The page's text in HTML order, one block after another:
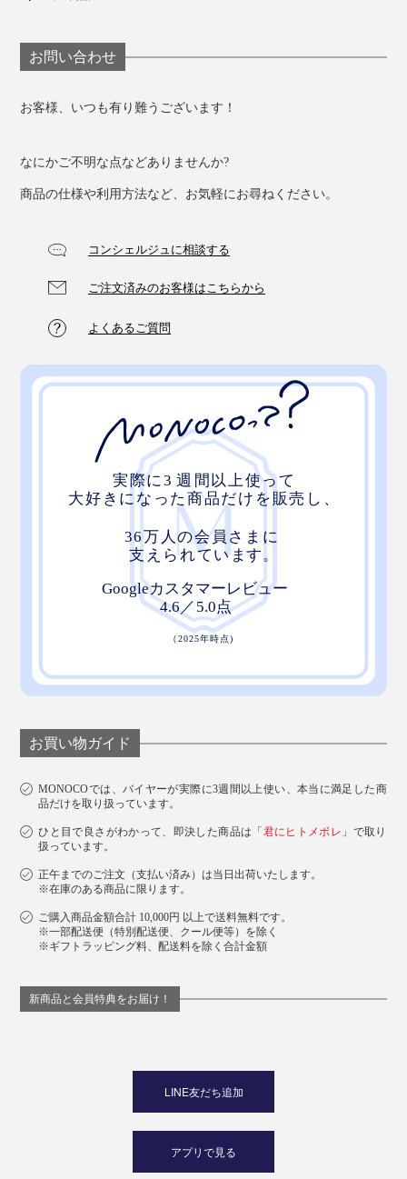
7kg重量の荷物を入れて、20kmの走行テスト
『RAWROW』のスーツケースは、「家→空港→旅先」
すべての旅路に寄り添う設計。誰もが心の奥で必要と感
じていた機能を備えているから、ずっと一緒に歩いてい
ブランドに惚れ込み、ボロボロになるまで愛用し続ける
お問い合わせ
お客様、いつも有り難うございます！
なにかご不明な点などありませんか?
商品の仕様や利用方法など、お気軽にお尋ねください。
コンシェルジュに相談する
ご注文済みのお客様はこちらから
よくあるご質問
お買い物ガイド
MONOCOでは、バイヤーが実際に3週間以上使い、本当に満足した商
品だけを取り扱っています。
ひと目で良さがわかって、即決した商品は「君にヒトメボレ 」で取り
扱っています。
正午までのご注文（支払い済み）は当日出荷いたします。
※在庫のある商品に限ります。
ご購入商品金額合計 10,000円 以上で送料無料です。
※一部配送便（特別配送便、クール便等）を除く
※ギフトラッピング料、配送料を除く合計金額
新商品と会員特典をお届け！
LINE友だち追加
アプリで見る